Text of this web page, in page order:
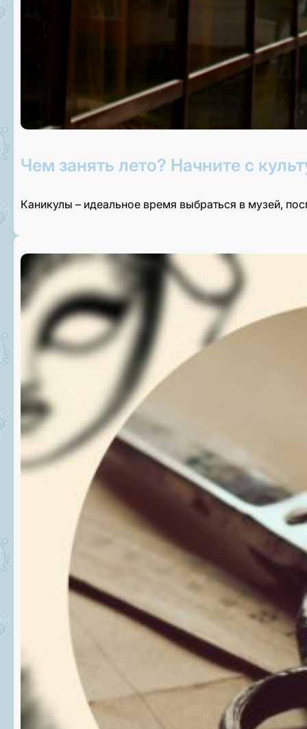
Чем занять лето? Начните с
Каникулы – идеальное время выбраться в музей,